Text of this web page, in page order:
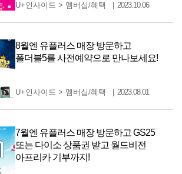
U+인사이드 > 멤버십/혜택 2023.10.06
8월엔 유플러스 매장 방문하고
폴더블5를 사전예약으로 만나보세요!
U+인사이드 > 멤버십/혜택 2023.08.01
7월엔 유플러스 매장 방문하고 GS25
또는 다이소 상품권 받고 월드비전
아프리카 기부까지!